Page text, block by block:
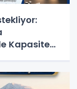
Kapasite